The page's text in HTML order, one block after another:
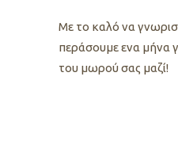
Με το καλό να
περάσουμε ενα μήνα
του μωρού σας μαζί!